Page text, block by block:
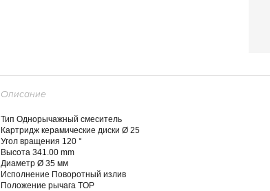
Описание
Тип Однорычажный смеситель
Картридж керамические диски Ø 25
Угол вращения 120 °
Высота 341.00 mm
Диаметр Ø 35 мм
Исполнение Поворотный излив
Положение рычага TOP